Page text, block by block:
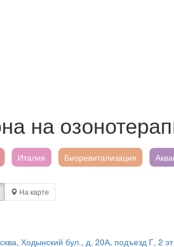
на
Италия Биоревитализация
На карте